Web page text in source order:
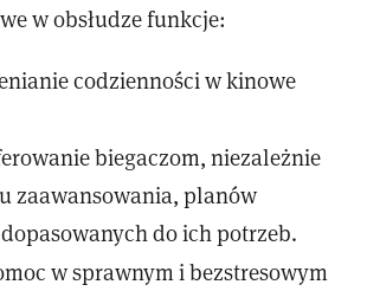
w obsłudze funkcje:
codzienności w kinowe
biegaczom, niezależnie
zaawansowania, planów
do ich potrzeb.
w sprawnym i bezstresowym